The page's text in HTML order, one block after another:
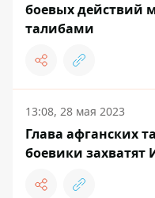
боевых действий
талибами
13:08, 28 мая 2023
Глава афганских
боевики захватят